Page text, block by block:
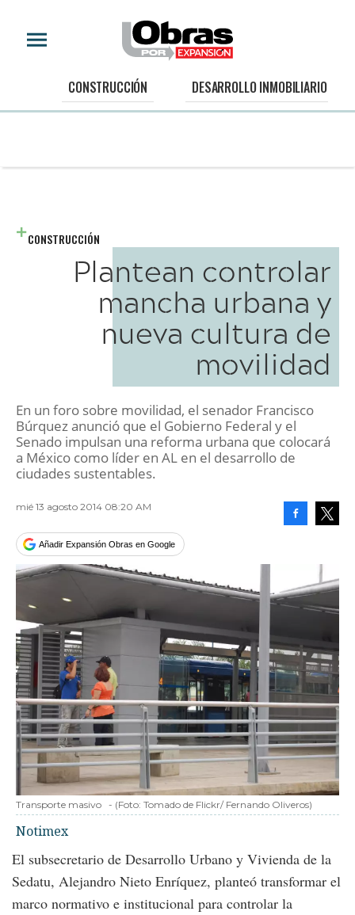
CONSTRUCCIÓN DESARROLLO INMOBILIARIO
CONSTRUCCIÓN
Plantean controlar
mancha urbana y
nueva cultura de
movilidad
En un foro sobre movilidad, el senador Francisco
Búrquez anunció que el Gobierno Federal y el
Senado impulsan una reforma urbana que colocará
a México como líder en AL en el desarrollo de
ciudades sustentables.
mié 13 agosto 2014 08:20 AM
Añadir Expansión Obras en Google
Transporte masivo - (Foto: Tomado de Flickr/ Fernando Oliveros)
Notimex
El subsecretario de Desarrollo Urbano y Vivienda de la
Sedatu, Alejandro Nieto Enríquez, planteó transformar el
marco normativo e institucional para controlar la